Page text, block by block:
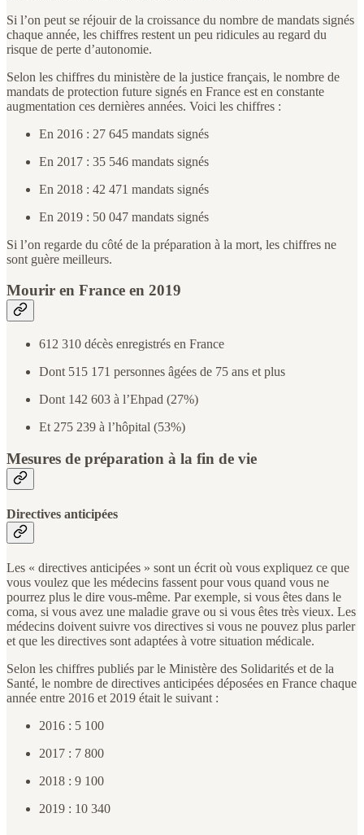
Si l’on peut se réjouir de la croissance du nombre de mandats signés
chaque année, les chiffres restent un peu ridicules au regard du
risque de perte d’autonomie.
Selon les chiffres du ministère de la justice français, le nombre de
mandats de protection future signés en France est en constante
augmentation ces dernières années. Voici les chiffres :
En 2016 : 27 645 mandats signés
En 2017 : 35 546 mandats signés
En 2018 : 42 471 mandats signés
En 2019 : 50 047 mandats signés
Si l’on regarde du côté de la préparation à la mort, les chiffres ne
sont guère meilleurs.
Mourir en France en 2019
612 310 décès enregistrés en France
Dont 515 171 personnes âgées de 75 ans et plus
Dont 142 603 à l’Ehpad (27%)
Et 275 239 à l’hôpital (53%)
Mesures de préparation à la fin de vie
Directives anticipées
Les « directives anticipées » sont un écrit où vous expliquez ce que
vous voulez que les médecins fassent pour vous quand vous ne
pourrez plus le dire vous-même. Par exemple, si vous êtes dans le
coma, si vous avez une maladie grave ou si vous êtes très vieux. Les
médecins doivent suivre vos directives si vous ne pouvez plus parler
et que les directives sont adaptées à votre situation médicale.
Selon les chiffres publiés par le Ministère des Solidarités et de la
Santé, le nombre de directives anticipées déposées en France chaque
année entre 2016 et 2019 était le suivant :
2016 : 5 100
2017 : 7 800
2018 : 9 100
2019 : 10 340